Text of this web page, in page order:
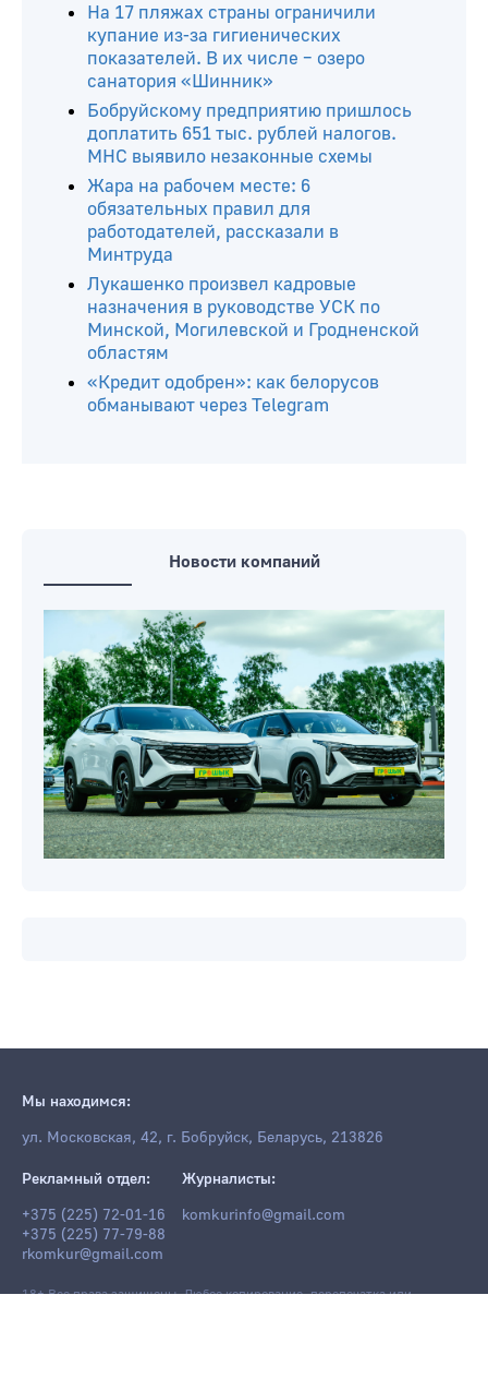
На 17 пляжах страны ограничили
купание из-за гигиенических
показателей. В их числе – озеро
санатория «Шинник»
Бобруйскому предприятию пришлось
доплатить 651 тыс. рублей налогов.
МНС выявило незаконные схемы
Жара на рабочем месте: 6
обязательных правил для
работодателей, рассказали в
Минтруда
Лукашенко произвел кадровые
назначения в руководстве УСК по
Минской, Могилевской и Гродненской
областям
«Кредит одобрен»: как белорусов
обманывают через Telegram
Новости компаний
Мы находимся:
ул. Московская, 42, г. Бобруйск, Беларусь, 213826
Рекламный отдел:
+375 (225) 72-01-16
+375 (225) 77-79-88
rkomkur@gmail.com
Журналисты:
komkurinfo@gmail.com
18+ Все права защищены. Любое копирование, перепечатка или